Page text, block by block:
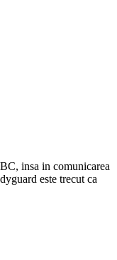
insa in comunicarea
este trecut ca